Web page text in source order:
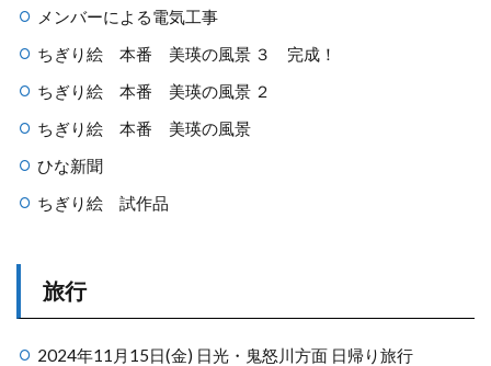
メンバーによる電気工事
ちぎり絵 本番 美瑛の風景 ３ 完成！
ちぎり絵 本番 美瑛の風景 ２
ちぎり絵 本番 美瑛の風景
ひな新聞
ちぎり絵 試作品
旅行
2024年11月15日(金) 日光・鬼怒川方面 日帰り旅行